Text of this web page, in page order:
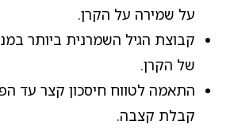
על שמירה על הקרן.
קבוצת הגיל השמרנית ביותר
של הקרן.
התאמה לטווח חיסכון קצר עד
קבלת קצבה.